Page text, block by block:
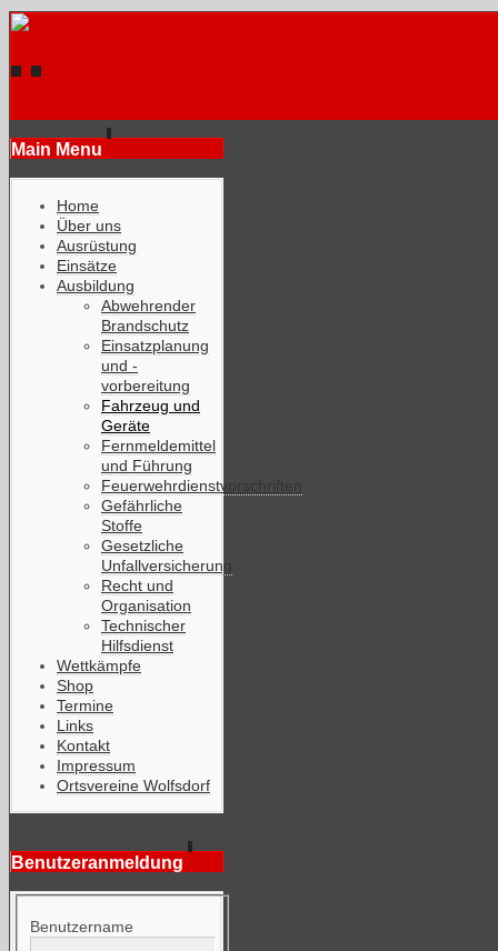
Main Menu
Home
Über uns
Ausrüstung
Einsätze
Ausbildung
Abwehrender
Brandschutz
Einsatzplanung
und -
vorbereitung
Fahrzeug und
Geräte
Fernmeldemittel
und Führung
Feuerwehrdienstvorschriften
Gefährliche
Stoffe
Gesetzliche
Unfallversicherung
Recht und
Organisation
Technischer
Hilfsdienst
Wettkämpfe
Shop
Termine
Links
Kontakt
Impressum
Ortsvereine Wolfsdorf
Benutzeranmeldung
Benutzername